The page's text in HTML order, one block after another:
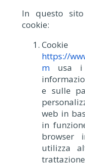
In questo
cookie:
https://
m usa i
e sulle
web in
in
browser
utilizza